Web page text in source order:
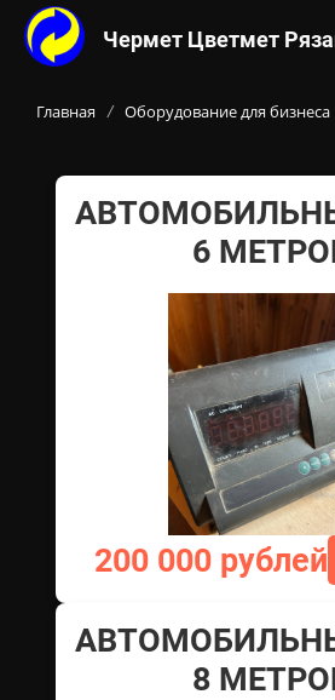
Чермет Цветмет
Контакты:
Телефон:
ОСНОВНОЙ
Главная / Оборудование для бизнеса
6
200 000 рублей
8